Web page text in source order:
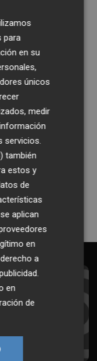
búsquedas de
del Trovo
de
correo
en tu email
para
en su
únicos
medir
servicios.
también
estos y
de
aplican
en
a
.
en
de